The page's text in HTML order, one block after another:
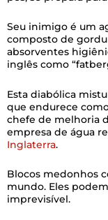
Seu inimigo é um
composto de
absorventes
inglês como
Esta diabólica
que endurece
chefe de melhoria
empresa de água
Inglaterra.
Blocos medonhos
mundo. Eles
imprevisível.